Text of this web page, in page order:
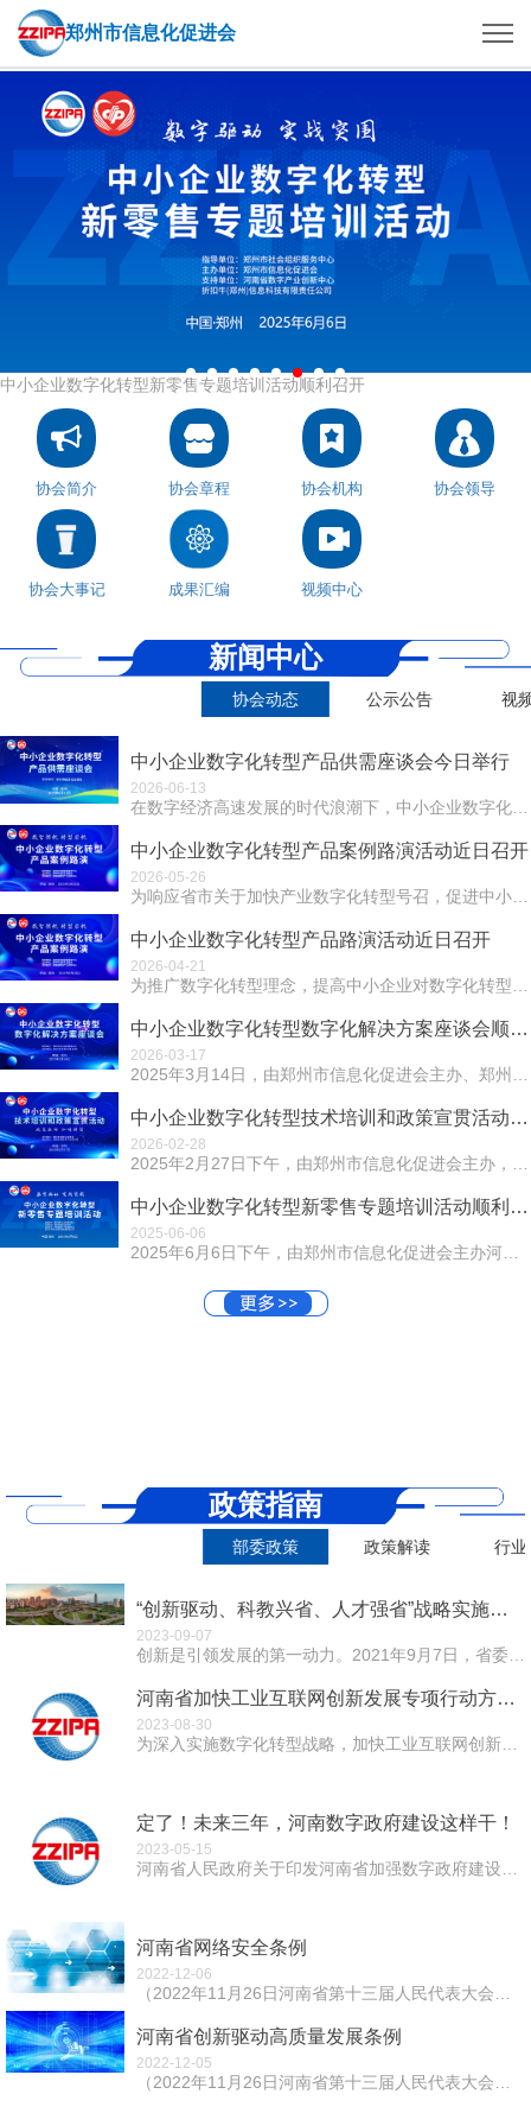
郑州市信息化促进会
中小企业数字化转型新零售专题培训活动顺利召开
协会简介 协会章程 协会机构 协会领导
协会大事记 成果汇编 视频中心
新闻中心
协会动态 公示公告 视
中小企业数字化转型产品供需座谈会今日举行
2026-06-13
中小企业数字化转型产品案例路演活动近日召开
2026-05-26
中小企业数字化转型产品路演活动近日召开
2026-04-21
中小企业数字化转型数字化解决方案座谈会顺利召开
2026-03-17
中小企业数字化转型技术培训和政策宣贯活动近日召开
2026-02-28
中小企业数字化转型新零售专题培训活动顺利召开
2025-06-06
政策指南
部委政策 政策解读 行
“创新驱动、科教兴省、人才强省”战略实施报告
2023-09-07
河南省加快工业互联网创新发展专项行动方案（2023—2025年）
2023-08-30
定了！未来三年，河南数字政府建设这样干！
2023-05-15
河南省网络安全条例
2022-12-06
河南省创新驱动高质量发展条例
2022-12-05